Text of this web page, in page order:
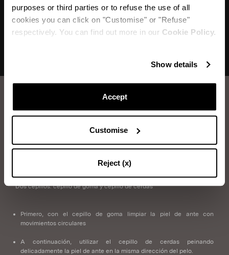
purposes or third parties or to refuse the use of all
cookies you can click on "Customise" or "Refuse"
respectively. You can find out more in our Cookie Policy.
Show details
Accept
Customise
Reject (x)
Cómo cuidar tus zapatos aquazzura.
Dos cepillos: cepillo de goma y cepillo de cerdas
Primero, con el cepillo de goma limpiar la piel de ante con
movimientos circulares
A continuación, utilizar el cepillo de cerdas peinando
delicadamente la piel de ante en la misma dirección del pelo.